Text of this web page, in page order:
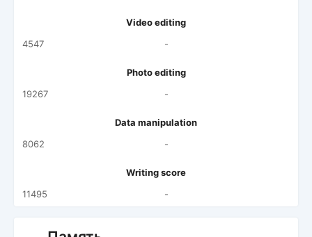
Video editing
4547
-
Photo editing
19267
-
Data manipulation
8062
-
Writing score
11495
-